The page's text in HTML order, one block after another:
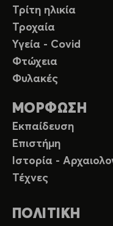
Τρίτη ηλικία
Τροχαία
Υγεία - Covid
Φτώχεια
Φυλακές
ΜΟΡΦΩΣΗ
Εκπαίδευση
Επιστήμη
Ιστορία -
Τέχνες
ΠΟΛΙΤΙΚΗ